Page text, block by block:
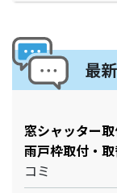
最
窓シャッター
雨戸枠取付・
コミ